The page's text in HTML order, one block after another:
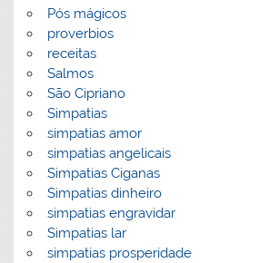
Pós mágicos
proverbios
receitas
Salmos
São Cipriano
Simpatias
simpatias amor
simpatias angelicais
Simpatias Ciganas
Simpatias dinheiro
simpatias engravidar
Simpatias lar
simpatias prosperidade